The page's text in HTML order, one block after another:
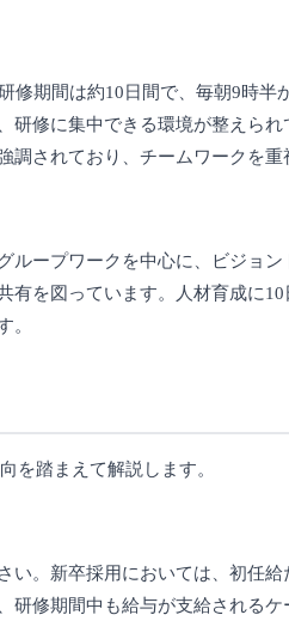
期間は約10日間で、毎朝9時半
修に集中できる環境が整えら
されており、チームワークを重
ープワークを中心に、ビジョ
を図っています。人材育成に
。
を踏まえて解説します。
い。新卒採用においては、初任
修期間中も給与が支給される